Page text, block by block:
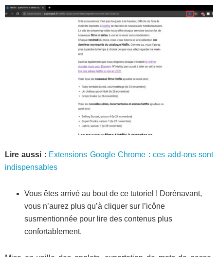
Lire aussi : Extensions Google Chrome : ces add-ons sont
indispensables
Vous êtes arrivé au bout de ce tutoriel ! Dorénavant,
vous n’aurez plus qu’à cliquer sur l’icône
susmentionnée pour lire des contenus plus
confortablement.